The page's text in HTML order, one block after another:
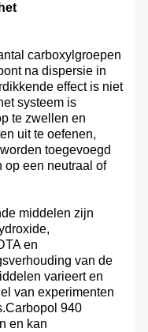
carboxylgroepen
na dispersie in
effect is niet
systeem is
te zwellen en
uit te oefenen,
toegevoegd
op een neutraal of
middelen zijn
en
van de
varieert en
van experimenten
940
en kan